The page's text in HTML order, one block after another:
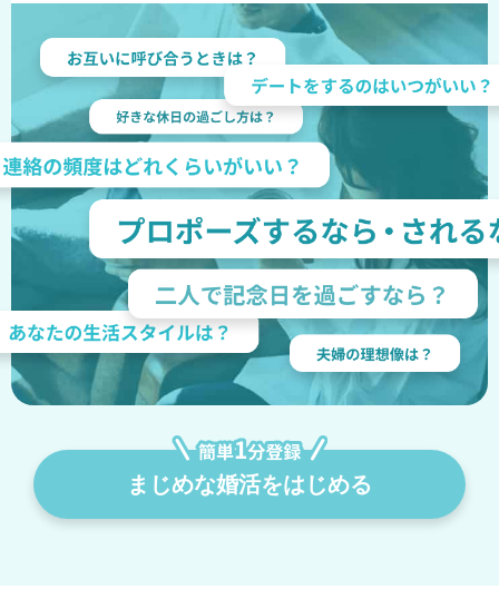
まじめな婚活をはじめる